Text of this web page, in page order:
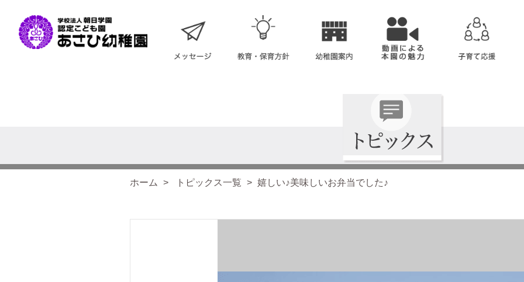
ホーム トピックス一覧 嬉しい♪美味しいお弁当でした♪